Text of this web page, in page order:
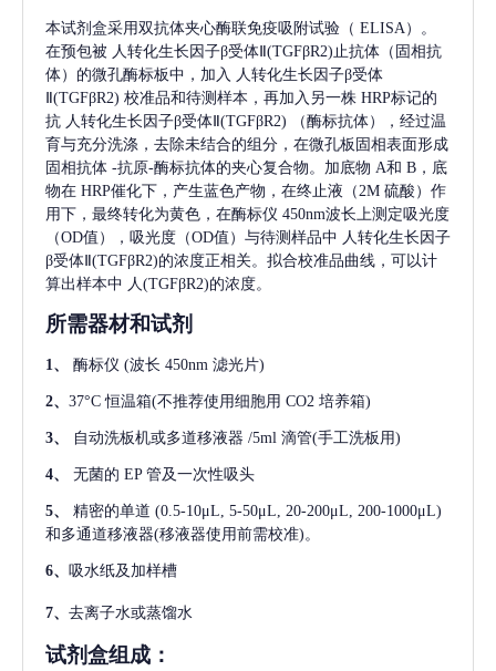
本试剂盒采用双抗体夹心酶联免疫吸附试验（ ELISA）。
在预包被 人转化生长因子β受体Ⅱ(TGFβR2) 止抗体（固相抗
体）的微孔酶标板中，加入
人转化生长因子β受体
Ⅱ(TGFβR2) 校准品和待测样本，再加入另一株 HRP标记的
抗 人转化生长因子β受体Ⅱ(TGFβR2)
（酶标抗体），经过温
育与充分洗涤，去除未结合的组分，在微孔板固相表面形成
固相抗体 -抗原-酶标抗体的夹心复合物。加底物 A和 B，底
物在 HRP催化下，产生蓝色产物，在终止液（2M 硫酸）作
用下，最终转化为黄色，在酶标仪 450nm波长上测定吸光度
（OD值），吸光度（OD值）与待测样品中 人转化生长因子
β受体Ⅱ(TGFβR2)的浓度正相关。拟合校准品曲线，可以计
算出样本中 人(TGFβR2)的浓度。
所需器材和试剂
1、 酶标仪 (波长 450nm 滤光片)
2、 37°C 恒温箱(不推荐使用细胞用 CO2 培养箱)
3、 自动洗板机或多道移液器 /5ml 滴管(手工洗板用)
4、 无菌的 EP 管及一次性吸头
5、 精密的单道 (0.5-10μL, 5-50μL, 20-200μL, 200-1000μL)
和多通道移液器(移液器使用前需校准)。
6、 吸水纸及加样槽
7、 去离子水或蒸馏水
试剂盒组成：